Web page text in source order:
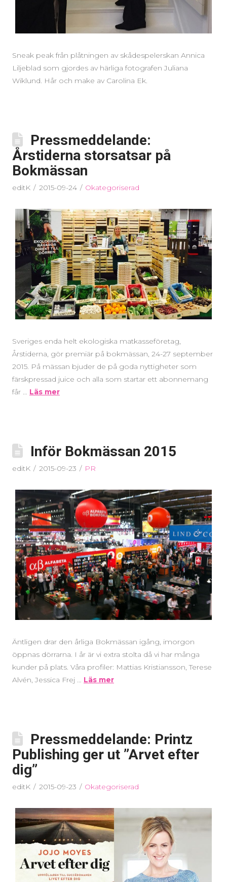
Sneak peak från plåtningen av skådespelerskan Annica
Liljeblad som gjordes av härliga fotografen Juliana
Wiklund. Hår och make av Carolina Ek.
Pressmeddelande:
Årstiderna storsatsar på
Bokmässan
editK 2015-09-24 Okategoriserad
Sveriges enda helt ekologiska matkasseföretag,
Årstiderna, gör premiär på bokmässan, 24-27 september
2015. På mässan bjuder de på goda nyttigheter som
färskpressad juice och alla som startar ett abonnemang
får … Läs mer
Inför Bokmässan 2015
editK 2015-09-23 PR
Äntligen drar den årliga Bokmässan igång, imorgon
öppnas dörrarna. I år är vi extra stolta då vi har många
kunder på plats. Våra profiler: Mattias Kristiansson, Terese
Alvén, Jessica Frej … Läs mer
Pressmeddelande: Printz
Publishing ger ut ”Arvet efter
dig”
editK 2015-09-23 Okategoriserad